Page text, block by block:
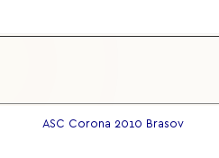
ASC Corona 2010 Brasov